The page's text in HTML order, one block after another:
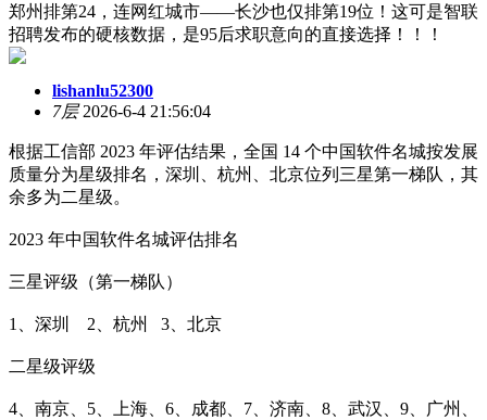
郑州排第24，连网红城市——长沙也仅排第19位！这可是智联
招聘发布的硬核数据，是95后求职意向的直接选择！！！
lishanlu52300
7层2026-6-4 21:56:04
根据工信部 2023 年评估结果，全国 14 个中国软件名城按发展
质量分为星级排名，深圳、杭州、北京位列三星第一梯队，其
余多为二星级。
2023 年中国软件名城评估排名
三星评级（第一梯队）
1、深圳 2、杭州 3、北京
二星级评级
4、南京、5、上海、6、成都、7、济南、8、武汉、9、广州、